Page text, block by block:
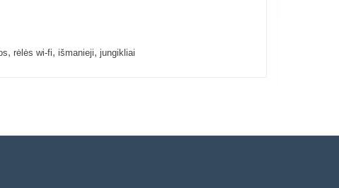
, rėlės wi-fi, išmanieji, jungikliai